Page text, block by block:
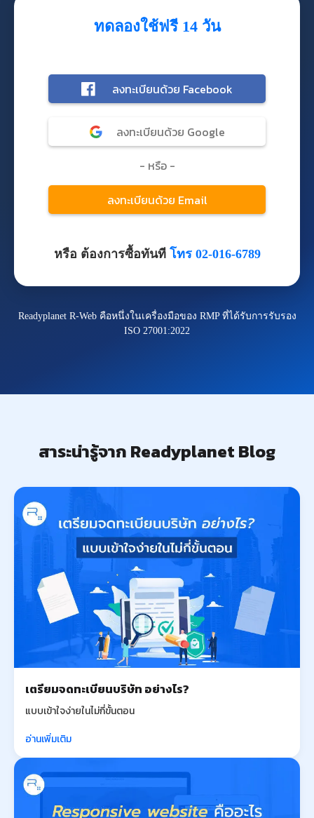
ทดลองใช้ฟรี 14 วัน
หรือ ต้องการซื้อทันที โทร 02-016-6789
Readyplanet R-Web คือหนึ่งในเครื่องมือของ RMP ที่ได้รับการรับรอง
ISO 27001:2022
สาระน่ารู้จาก Readyplanet Blog
เตรียมจดทะเบียนบริษัท อย่างไร?
แบบเข้าใจง่ายในไม่กี่ขั้นตอน
อ่านเพิ่มเติม